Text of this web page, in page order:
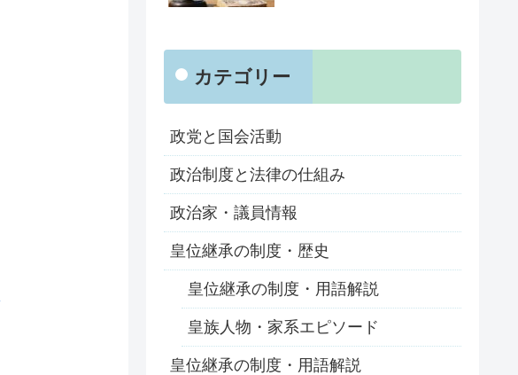
カテゴリー
政党と国会活動
政治制度と法律の仕組み
政治家・議員情報
皇位継承の制度・歴史
皇位継承の制度・用語解説
皇族人物・家系エピソード
皇位継承の制度・用語解説